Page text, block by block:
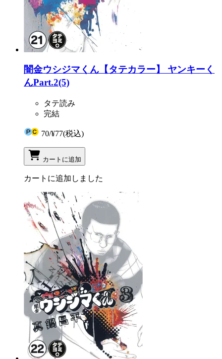
闇金ウシジマくん【タテカラー】 ヤンキーく
んPart.2(5)
タテ読み
完結
70/¥77(税込)
カートに追加
カートに追加しました